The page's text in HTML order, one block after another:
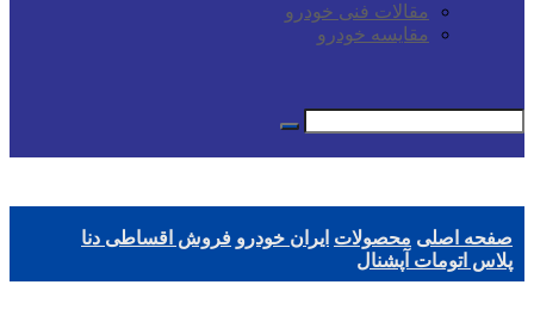
مقالات فنی خودرو
مقایسه خودرو
صفحه اصلی محصولات ایران خودرو فروش اقساطی دنا
پلاس اتومات آپشنال